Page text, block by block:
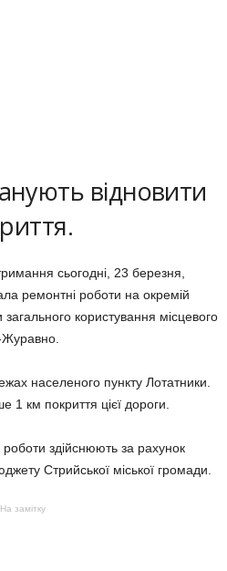
відновити
сьогодні, 23 березня,
ремонтні роботи на окремій
загального користування місцевого
Журавно.
населеного пункту Лотатники.
1 км покриття цієї дороги.
здійснюють за рахунок
Стрийської міської громади.
На замітку